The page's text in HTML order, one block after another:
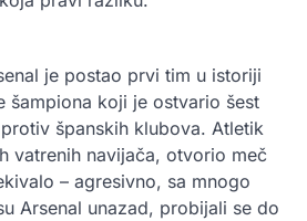
je postao prvi tim u istoriji
šampiona koji je ostvario šest
španskih klubova. Atletik
vatrenih navijača, otvorio meč
– agresivno, sa mnogo
Arsenal unazad, probijali se do